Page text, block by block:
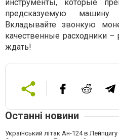
инструменты, которые
предсказуемую
Вкладывайте звонкую
качественные расходники –
ждать!
Останні новини
Український літак Ан-124 в